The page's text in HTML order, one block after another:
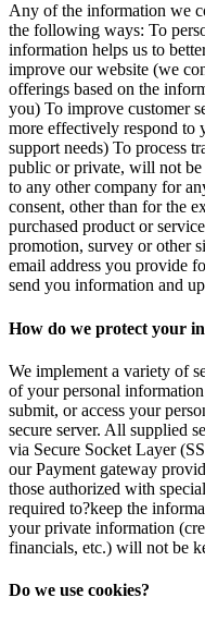
Any of the information we
the following ways: To
information helps us to
improve our website (we
offerings based on the
you) To improve customer
more effectively respond to
support needs) To process
public or private, will not be
to any other company for
consent, other than for the
purchased product or
promotion, survey or other
email address you provide
send you information and
How do we protect your
We implement a variety of
of your personal
submit, or access your
secure server. All supplied
via Secure Socket Layer
our Payment gateway
those authorized with
required to?keep the
your private information
financials, etc.) will not be
Do we use cookies?